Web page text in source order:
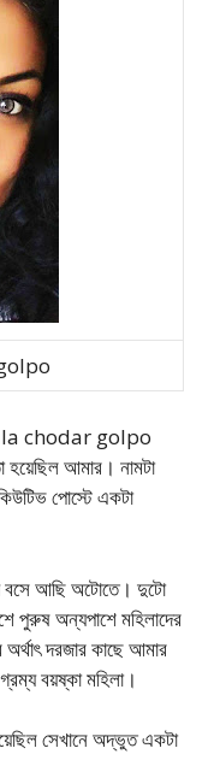
chodar golpo
হয়েছিল আমার। নামটা
পোস্টে একটা
বসে আছি অটোতে। দুটো
পুরুষ অন্যপাশে মহিলাদের
দরজার কাছে আমার
বয়ষ্কা মহিলা।
সেখানে অদ্ভুত একটা